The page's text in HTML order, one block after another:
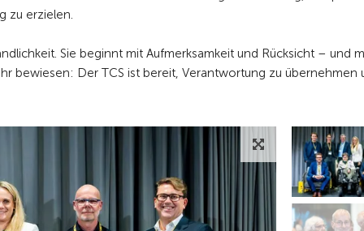
zu erzielen.
Sie beginnt mit Aufmerksamkeit und Rücksicht – und
bewiesen: Der TCS ist bereit, Verantwortung zu übernehmen